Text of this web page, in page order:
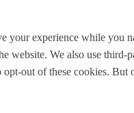
your experience while you
website. We also use
opt-out of these cookies.